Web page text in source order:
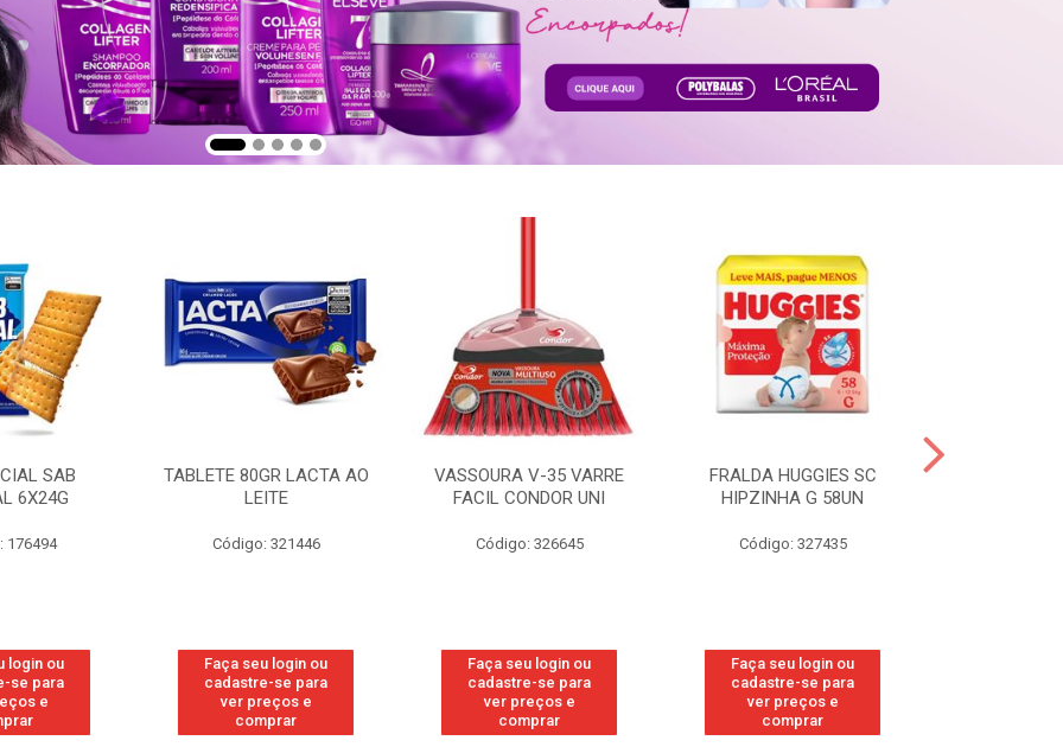
SAB
6X24G
176494
login ou
se para
e
TABLETE 80GR LACTA AO
LEITE
Código: 321446
Faça seu login ou
cadastre-se para
ver preços e
comprar
VASSOURA V-35 VARRE
FACIL CONDOR UNI
Código: 326645
Faça seu login ou
cadastre-se para
ver preços e
comprar
FRALDA HUGGIES SC
HIPZINHA G 58UN
Código: 327435
Faça seu login ou
cadastre-se para
ver preços e
comprar